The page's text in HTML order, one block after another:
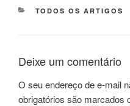
CATEGORIAS
TODOS OS ARTIGOS
Deixe um comentário
O seu endereço de e-mail
obrigatórios são marcados